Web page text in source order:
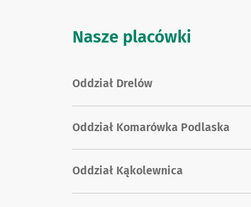
Nasze placówki
Oddział Drelów
Oddział Komarówka Podlaska
Oddział Kąkolewnica